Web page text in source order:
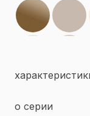
о серии